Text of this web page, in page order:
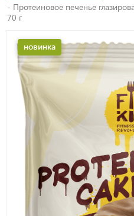
- Протеиновое печенье
70 г
новинка